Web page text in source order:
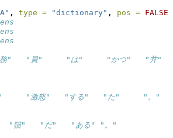
, type = "dictionary" , pos = FALSE
務"   "員"     "は"     "かつ"   "丼"
"     "激怒"   "する"   "た"     "
"猫"   "だ"   "ある" "。"